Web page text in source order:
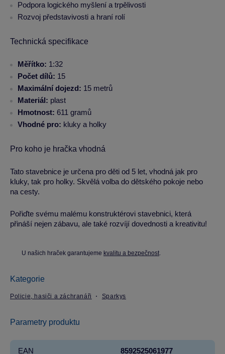
Podpora logického myšlení a trpělivosti
Rozvoj představivosti a hraní rolí
Technická specifikace
Měřítko: 1:32
Počet dílů: 15
Maximální dojezd: 15 metrů
Materiál: plast
Hmotnost: 611 gramů
Vhodné pro: kluky a holky
Pro koho je hračka vhodná
Tato stavebnice je určena pro děti od 5 let, vhodná jak pro
kluky, tak pro holky. Skvělá volba do dětského pokoje nebo
na cesty.
Pořiďte svému malému konstruktérovi stavebnici, která
přináší nejen zábavu, ale také rozvíjí dovednosti a kreativitu!
U našich hraček garantujeme kvalitu a bezpečnost.
Kategorie
Policie, hasiči a záchranáři Sparkys
Parametry produktu
EAN 8592525061977